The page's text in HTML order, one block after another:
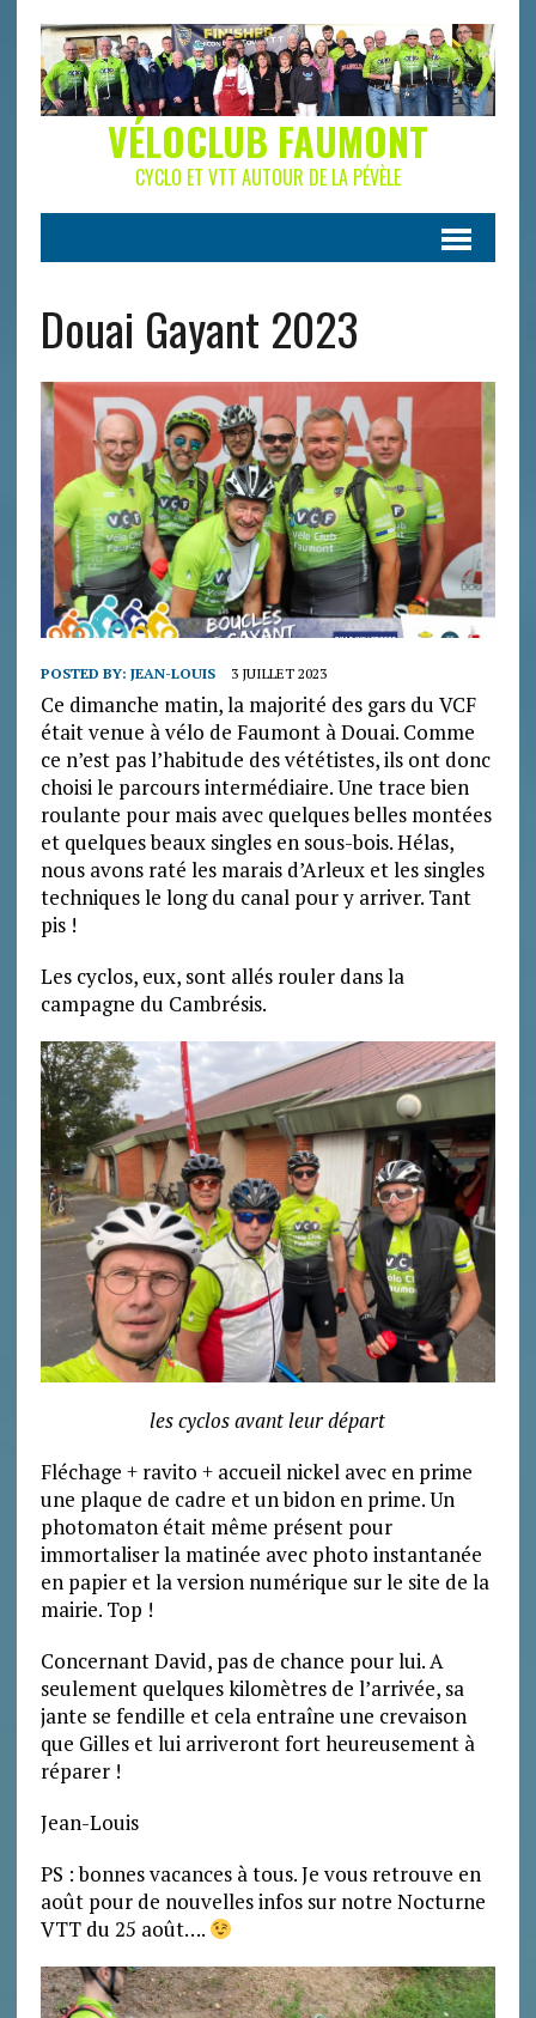
VÉLOCLUB FAUMONT
CYCLO ET VTT AUTOUR DE LA PÉVÈLE
Douai Gayant 2023
POSTED BY: JEAN-LOUIS 3 JUILLET 2023
Ce dimanche matin, la majorité des gars du VCF
était venue à vélo de Faumont à Douai. Comme
ce n’est pas l’habitude des vététistes, ils ont donc
choisi le parcours intermédiaire. Une trace bien
roulante pour mais avec quelques belles montées
et quelques beaux singles en sous-bois. Hélas,
nous avons raté les marais d’Arleux et les singles
techniques le long du canal pour y arriver. Tant
pis !
Les cyclos, eux, sont allés rouler dans la
campagne du Cambrésis.
les cyclos avant leur départ
Fléchage + ravito + accueil nickel avec en prime
une plaque de cadre et un bidon en prime. Un
photomaton était même présent pour
immortaliser la matinée avec photo instantanée
en papier et la version numérique sur le site de la
mairie. Top !
Concernant David, pas de chance pour lui. A
seulement quelques kilomètres de l’arrivée, sa
jante se fendille et cela entraîne une crevaison
que Gilles et lui arriveront fort heureusement à
réparer !
Jean-Louis
PS : bonnes vacances à tous. Je vous retrouve en
août pour de nouvelles infos sur notre Nocturne
VTT du 25 août….